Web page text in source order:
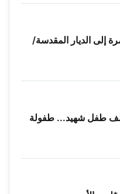
إلى الديار المقدسة/
الطفل الفلسطيني: 19 ألف طفل شهيد... طفولة